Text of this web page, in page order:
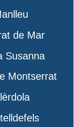
de Mar
Susanna
Montserrat